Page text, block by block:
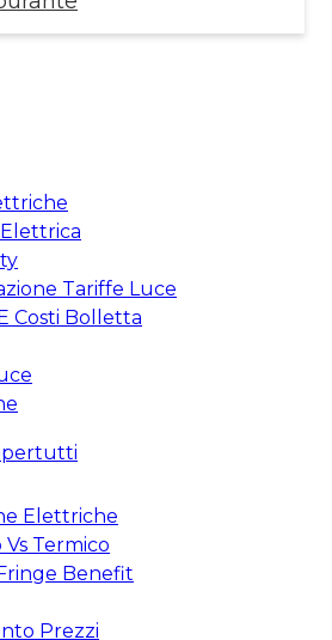
Tariffe Luce
Costi Bolletta
Elettriche
Termico
Benefit
Prezzi